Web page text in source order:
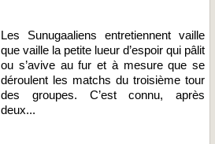
Les Sunugaaliens entretiennent vaille
que vaille la petite lueur d’espoir qui pâlit
ou s’avive au fur et à mesure que se
déroulent les matchs du troisième tour
des groupes. C’est connu, après
deux...